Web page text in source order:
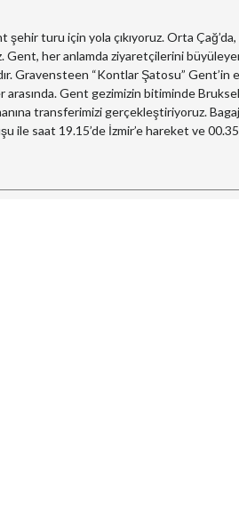
şehir turu için yola çıkıyoruz. Orta
Gent, her anlamda ziyaretçilerini
Gravensteen “Kontlar Şatosu” Gent’in
Gent gezimizin bitiminde
transferimizi gerçekleştiriyoruz.
ile saat 19.15’de İzmir’e hareket ve